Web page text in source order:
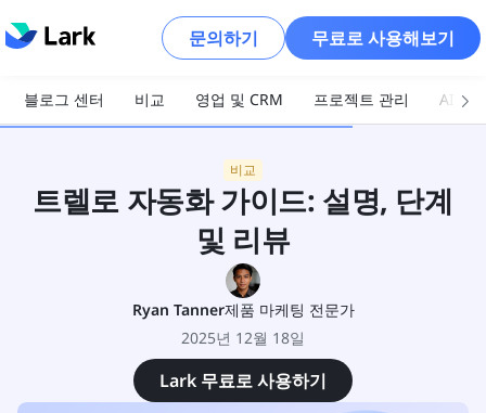
문의하기 무료로 사용해보기
블로그 센터 비교 영업 및 CRM 프로젝트 관리 AI 및
비교
트렐로 자동화 가이드: 설명, 단계
및 리뷰
Ryan Tanner제품 마케팅 전문가
2025년 12월 18일
Lark 무료로 사용하기